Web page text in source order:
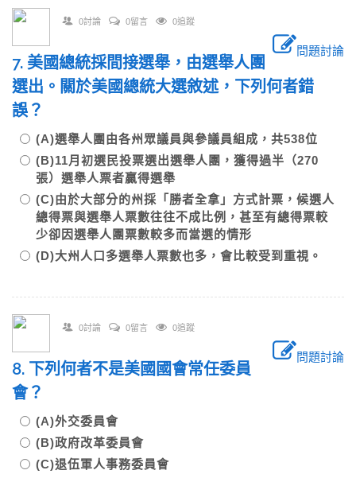
0討論 0留言 0追蹤
問題討論
7. 美國總統採間接選舉，由選舉人團
選出。關於美國總統大選敘述，下列何者錯
誤？
(A)選舉人團由各州眾議員與參議員組成，共538位
(B)11月初選民投票選出選舉人團，獲得過半（270
張）選舉人票者贏得選舉
(C)由於大部分的州採「勝者全拿」方式計票，候選人
總得票與選舉人票數往往不成比例，甚至有總得票較
少卻因選舉人團票數較多而當選的情形
(D)大州人口多選舉人票數也多，會比較受到重視。
0討論 0留言 0追蹤
問題討論
8. 下列何者不是美國國會常任委員
會？
(A)外交委員會
(B)政府改革委員會
(C)退伍軍人事務委員會